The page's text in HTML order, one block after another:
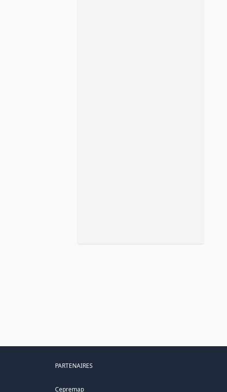
PARTENAIRES
Cepremap